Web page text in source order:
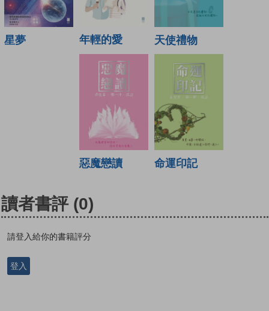
星夢 年輕的愛 天使禮物
惡魔戀讀 命運印記
讀者書評 (0)
請登入給你的書籍評分
登入